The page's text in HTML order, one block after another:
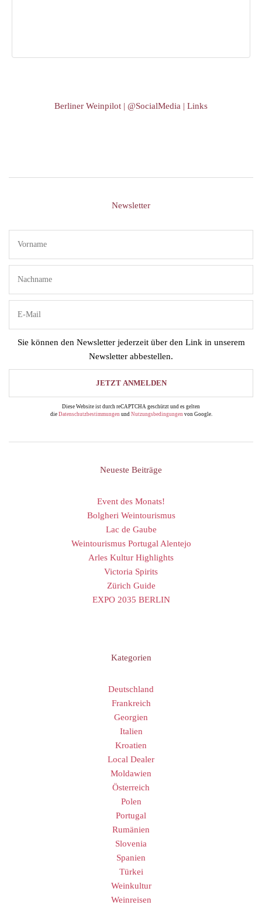
Berliner Weinpilot | @SocialMedia | Links
Newsletter
Sie können den Newsletter jederzeit über den Link in unserem
Newsletter abbestellen.
Diese Website ist durch reCAPTCHA geschützt und es gelten
die Datenschutzbestimmungenund Nutzungsbedingungenvon Google.
Neueste Beiträge
Event des Monats!
Bolgheri Weintourismus
Lac de Gaube
Weintourismus Portugal Alentejo
Arles Kultur Highlights
Victoria Spirits
Zürich Guide
EXPO 2035 BERLIN
Kategorien
Deutschland
Frankreich
Georgien
Italien
Kroatien
Local Dealer
Moldawien
Österreich
Polen
Portugal
Rumänien
Slovenia
Spanien
Türkei
Weinkultur
Weinreisen